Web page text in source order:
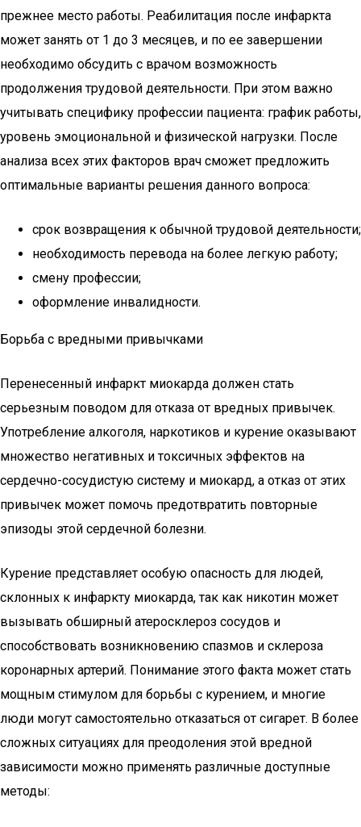
прежнее место работы. Реабилитация после инфаркта
может занять от 1 до 3 месяцев, и по ее завершении
необходимо обсудить с врачом возможность
продолжения трудовой деятельности. При этом важно
учитывать специфику профессии пациента: график работы,
уровень эмоциональной и физической нагрузки. После
анализа всех этих факторов врач сможет предложить
оптимальные варианты решения данного вопроса:
срок возвращения к обычной трудовой деятельности;
необходимость перевода на более легкую работу;
смену профессии;
оформление инвалидности.
Борьба с вредными привычками
Перенесенный инфаркт миокарда должен стать
серьезным поводом для отказа от вредных привычек.
Употребление алкоголя, наркотиков и курение оказывают
множество негативных и токсичных эффектов на
сердечно-сосудистую систему и миокард, а отказ от этих
привычек может помочь предотвратить повторные
эпизоды этой сердечной болезни.
Курение представляет особую опасность для людей,
склонных к инфаркту миокарда, так как никотин может
вызывать обширный атеросклероз сосудов и
способствовать возникновению спазмов и склероза
коронарных артерий. Понимание этого факта может стать
мощным стимулом для борьбы с курением, и многие
люди могут самостоятельно отказаться от сигарет. В более
сложных ситуациях для преодоления этой вредной
зависимости можно применять различные доступные
методы: